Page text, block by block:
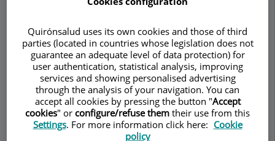
DescriptionTeamContactRelevant details
Opening hours
Make an appointment
Quirónsalud uses its own cookies and those of third
parties (located in countries whose legislation does not
guarantee an adequate level of data protection) for
user authentication, statistical analysis, improving
services and showing personalised advertising
through the analysis of your navigation. You can
accept all cookies by pressing the button "Accept
cookies" or configure/refuse them their use from this
Settings. For more information click here: Cookie
policy